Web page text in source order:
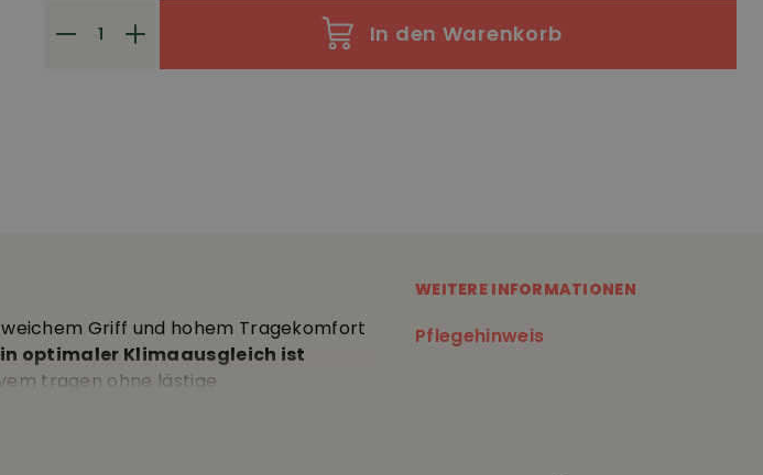
In den Warenkorb
Griff und hohem Tragekomfort
optimaler Klimaausgleich ist
tragen ohne lästige
Rucksacktragen •
m2 • aus umwelt- und tiergerechter
cm.
WEITERE INFORMATIONEN
Pflegehinweis